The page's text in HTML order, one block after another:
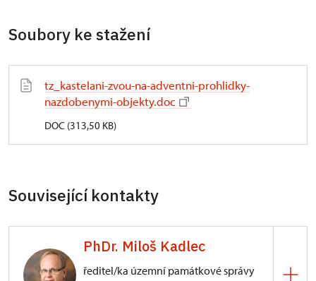
Soubory ke stažení
tz_kastelani-zvou-na-adventni-prohlidky-
nazdobenymi-objekty.doc
DOC (313,50 KB)
Související kontakty
PhDr. Miloš Kadlec
ředitel/ka územní památkové správy